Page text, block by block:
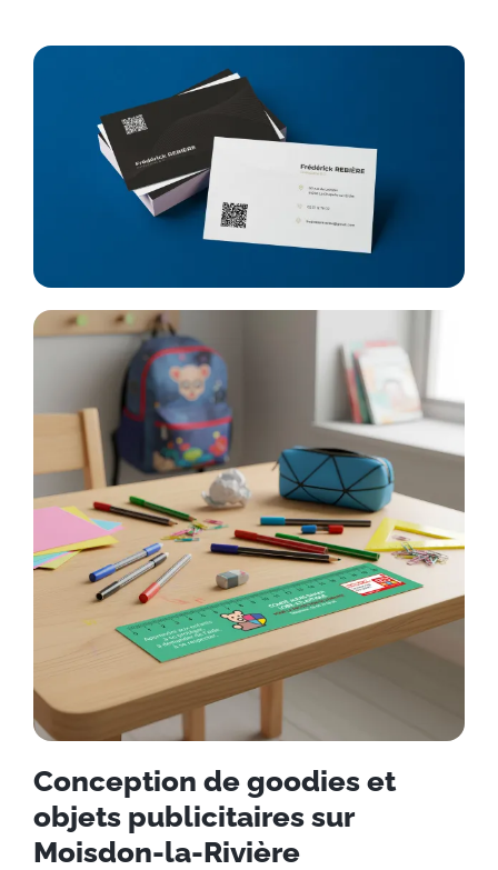
Conception de goodies et
objets publicitaires sur
Moisdon-la-Rivière